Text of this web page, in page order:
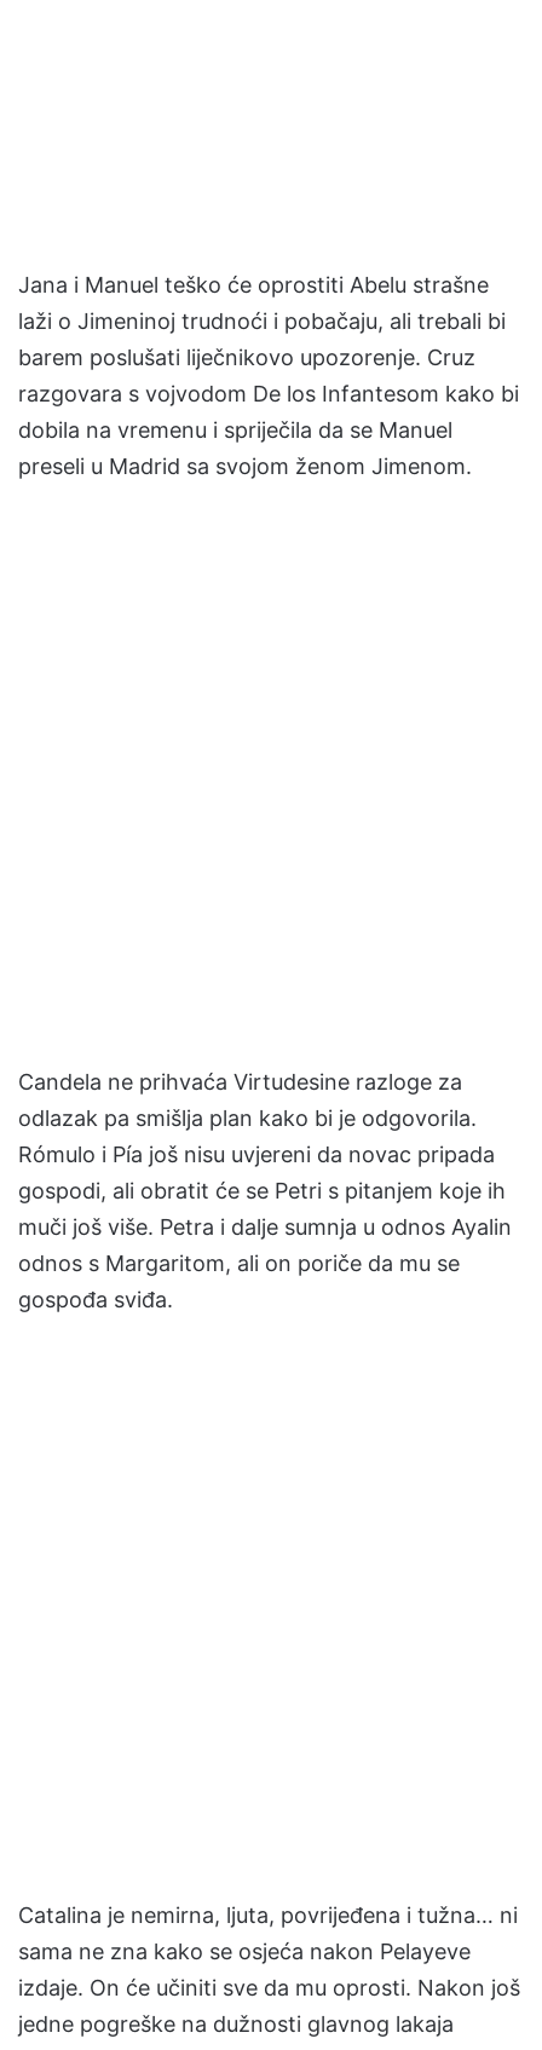
Jana i Manuel teško će oprostiti Abelu strašne
laži o Jimeninoj trudnoći i pobačaju, ali trebali bi
barem poslušati liječnikovo upozorenje. Cruz
razgovara s vojvodom De los Infantesom kako bi
dobila na vremenu i spriječila da se Manuel
preseli u Madrid sa svojom ženom Jimenom.
Candela ne prihvaća Virtudesine razloge za
odlazak pa smišlja plan kako bi je odgovorila.
Rómulo i Pía još nisu uvjereni da novac pripada
gospodi, ali obratit će se Petri s pitanjem koje ih
muči još više. Petra i dalje sumnja u odnos Ayalin
odnos s Margaritom, ali on poriče da mu se
gospođa sviđa.
Catalina je nemirna, ljuta, povrijeđena i tužna… ni
sama ne zna kako se osjeća nakon Pelayeve
izdaje. On će učiniti sve da mu oprosti. Nakon još
jedne pogreške na dužnosti glavnog lakaja